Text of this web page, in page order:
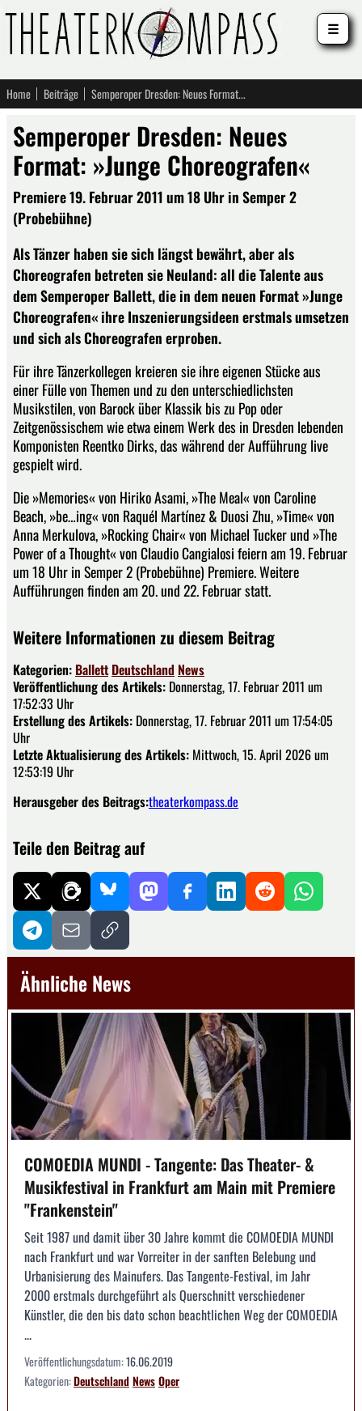
Home Beiträge Semperoper Dresden: Neues Format: »Junge Choreografen«
Semperoper Dresden: Neues
Format: »Junge Choreografen«
Premiere 19. Februar 2011 um 18 Uhr in Semper 2
(Probebühne)
Als Tänzer haben sie sich längst bewährt, aber als
Choreografen betreten sie Neuland: all die Talente aus
dem Semperoper Ballett, die in dem neuen Format »Junge
Choreografen« ihre Inszenierungsideen erstmals umsetzen
und sich als Choreografen erproben.
Für ihre Tänzerkollegen kreieren sie ihre eigenen Stücke aus
einer Fülle von Themen und zu den unterschiedlichsten
Musikstilen, von Barock über Klassik bis zu Pop oder
Zeitgenössischem wie etwa einem Werk des in Dresden lebenden
Komponisten Reentko Dirks, das während der Aufführung live
gespielt wird.
Die »Memories« von Hiriko Asami, »The Meal« von Caroline
Beach, »be…ing« von Raquél Martínez & Duosi Zhu, »Time« von
Anna Merkulova, »Rocking Chair« von Michael Tucker und »The
Power of a Thought« von Claudio Cangialosi feiern am 19. Februar
um 18 Uhr in Semper 2 (Probebühne) Premiere. Weitere
Aufführungen finden am 20. und 22. Februar statt.
Weitere Informationen zu diesem Beitrag
Kategorien: Ballett Deutschland News
Veröffentlichung des Artikels: Donnerstag, 17. Februar 2011 um
17:52:33 Uhr
Erstellung des Artikels: Donnerstag, 17. Februar 2011 um 17:54:05
Uhr
Letzte Aktualisierung des Artikels: Mittwoch, 15. April 2026 um
12:53:19 Uhr
Herausgeber des Beitrags:theaterkompass.de
Teile den Beitrag auf
Ähnliche News
COMOEDIA MUNDI - Tangente: Das Theater- &
Musikfestival in Frankfurt am Main mit Premiere
"Frankenstein"
Seit 1987 und damit über 30 Jahre kommt die COMOEDIA MUNDI
nach Frankfurt und war Vorreiter in der sanften Belebung und
Urbanisierung des Mainufers. Das Tangente-Festival, im Jahr
2000 erstmals durchgeführt als Querschnitt verschiedener
Künstler, die den bis dato schon beachtlichen Weg der COMOEDIA
...
Veröffentlichungsdatum:16.06.2019
Kategorien:DeutschlandNewsOper
☰